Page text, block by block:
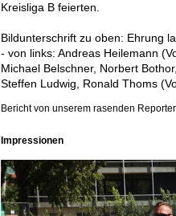
Kreisliga B feierten.
Bildunterschrift zu oben: Ehrung
- von links: Andreas Heilemann
Michael Belschner, Norbert
Steffen Ludwig, Ronald Thoms
Bericht von unserem rasenden
Impressionen